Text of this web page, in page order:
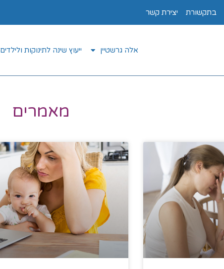
בתקשורת יצירת קשר
אלה גרשטיין ייעוץ שינה לתינוקות ולילדים
מאמרים